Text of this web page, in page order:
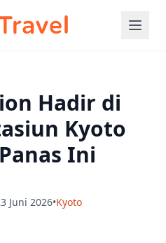
Hadir di
Kyoto
Ini
Juni 2026•Kyoto